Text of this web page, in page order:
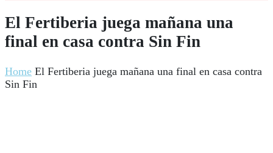
El Fertiberia juega mañana una
final en casa contra Sin Fin
Home El Fertiberia juega mañana una final en casa contra
Sin Fin